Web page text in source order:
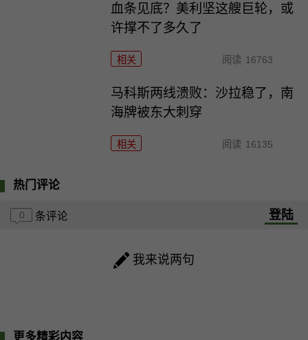
血条见底？美利坚这艘巨轮，或
许撑不了多久了
相关 阅读 16763
马科斯两线溃败：沙拉稳了，南
海牌被东大刺穿
相关 阅读 16135
热门评论
0 条评论 登陆
我来说两句
更多精彩内容